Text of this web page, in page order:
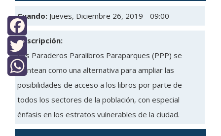
Cuando: Jueves, Diciembre 26, 2019 - 09:00
Descripción:
Los Paraderos Paralibros Paraparques (PPP) se
plantean como una alternativa para ampliar las
posibilidades de acceso a los libros por parte de
todos los sectores de la población, con especial
énfasis en los estratos vulnerables de la ciudad.
Facebook
Twitter
WhatsApp